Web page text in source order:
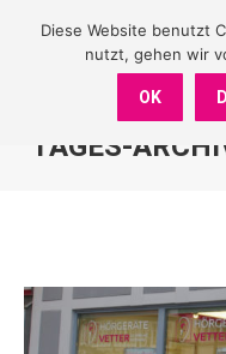
TAGES-
Diese Website benutzt
nutzt, gehen wir
OK